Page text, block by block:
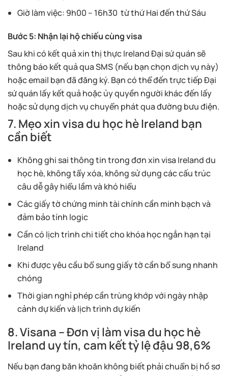
Giờ làm việc: 9h00 – 16h30 từ thứ Hai đến thứ Sáu
Bước 5: Nhận lại hộ chiếu cùng visa
Sau khi có kết quả xin thị thực Ireland Đại sứ quán sẽ
thông báo kết quả qua SMS (nếu bạn chọn dịch vụ này)
hoặc email bạn đã đăng ký. Bạn có thể đến trực tiếp Đại
sứ quán lấy kết quả hoặc ủy quyền người khác đến lấy
hoặc sử dụng dịch vụ chuyển phát qua đường bưu điện.
7. Mẹo xin visa du học hè Ireland bạn
cần biết
Không ghi sai thông tin trong đơn xin visa Ireland du
học hè, không tẩy xóa, không sử dụng các cấu trúc
câu dễ gây hiểu lầm và khó hiểu
Các giấy tờ chứng minh tài chính cần minh bạch và
đảm bảo tính logic
Cần có lịch trình chi tiết cho khóa học ngắn hạn tại
Ireland
Khi được yêu cầu bổ sung giấy tờ cần bổ sung nhanh
chóng
Thời gian nghỉ phép cần trùng khớp với ngày nhập
cảnh dự kiến và lịch trình dự kiến
8. Visana – Đơn vị làm visa du học hè
Ireland uy tín, cam kết tỷ lệ đậu 98,6%
Nếu bạn đang băn khoăn không biết phải chuẩn bị hồ sơ